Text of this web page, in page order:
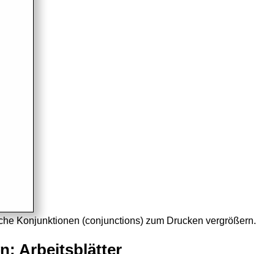
Konjunktionen (conjunctions) zum Drucken vergrößern.
Arbeitsblätter